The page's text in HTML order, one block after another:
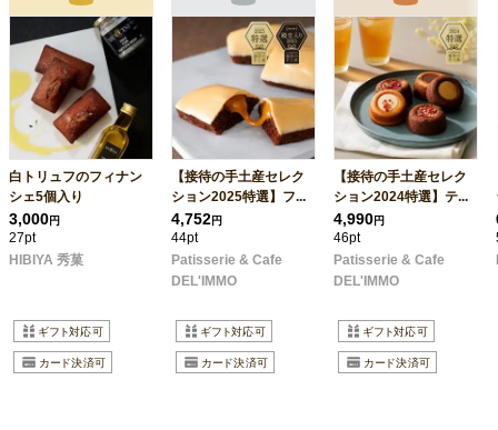
白トリュフのフィナン
シェ5個入り
3,000円
27pt
HIBIYA 秀菓
【接待の手土産セレク
ション2025特選】フ...
4,752円
44pt
Patisserie & Cafe
DEL'IMMO
【接待の手土産セレク
ション2024特選】テ...
4,990円
46pt
Patisserie & Cafe
DEL'IMMO